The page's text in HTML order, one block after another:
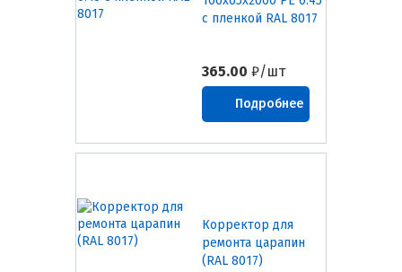
с пленкой RAL 8017
365.00 ₽/шт
Подробнее
Корректор для
ремонта царапин
(RAL 8017)